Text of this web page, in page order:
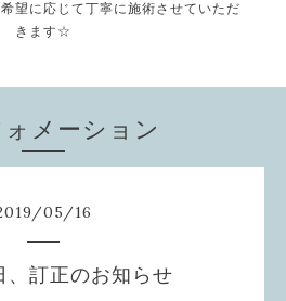
望に応じて丁寧に施術させていただ
きます☆
メーション
/05/16
、訂正のお知らせ